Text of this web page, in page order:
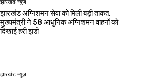
झारखंड न्यूज़
झारखंड अग्निशमन सेवा को मिली बड़ी ताकत,
मुख्यमंत्री ने 58 आधुनिक अग्निशमन वाहनों को
दिखाई हरी झंडी
झारखंड न्यूज़